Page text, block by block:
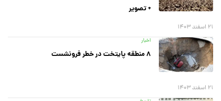
+ تصویر
۲۱ اسفند ۱۴۰۳
اخبار
۸ منطقه پایتخت در خطر فرونشست
۲۱ اسفند ۱۴۰۳